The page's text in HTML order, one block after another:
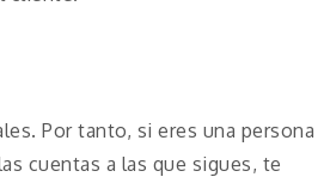
Por tanto, si eres una persona
cuentas a las que sigues, te